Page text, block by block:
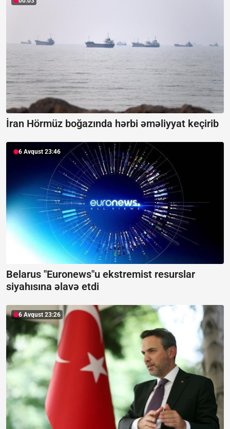
İran Hörmüz boğazında hərbi əməliyyat keçirib
6 Avqust 23:46
Belarus "Euronews"u ekstremist resurslar
siyahısına əlavə etdi
6 Avqust 23:26